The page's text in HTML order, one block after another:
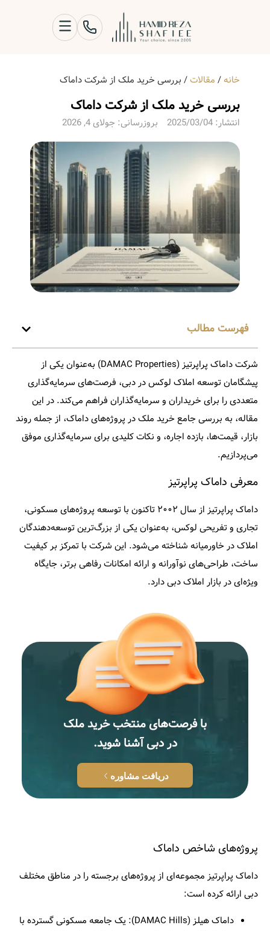
خانه / مقالات/ بررسی خرید ملک از شرکت داماک
بررسی خرید ملک از شرکت داماک
انتشار: 2025/03/04 بروزرسانی: جولای 4, 2026
فهرست مطالب
شرکتداماک پراپرتیز (DAMAC Properties)
به‌عنوان یکی از
پیشگامان توسعه املاک لوکس در دبی، فرصت‌های سرمایه‌گذاری
متعددی را برای خریداران و سرمایه‌گذاران فراهم می‌کند. در این
مقاله، به بررسی جامع خرید ملک در پروژه‌های داماک، از جمله روند
بازار، قیمت‌ها، بازده اجاره، و نکات کلیدی برای سرمایه‌گذاری موفق
می‌پردازیم.​
معرفی داماک پراپرتیز
داماک پراپرتیز از سال ۲۰۰۲ تاکنون با توسعه پروژه‌های مسکونی،
تجاری و تفریحی لوکس، به‌عنوان یکی از بزرگ‌ترین توسعه‌دهندگان
املاک در خاورمیانه شناخته می‌شود. این شرکت با تمرکز بر کیفیت
ساخت، طراحی‌های نوآورانه و ارائه امکانات رفاهی برتر، جایگاه
ویژه‌ای در بازار املاک دبی دارد.​
با فرصت‌های منتخب خرید ملک
در دبی آشنا شوید.
دریافت مشاوره
پروژه‌های شاخص داماک
داماک پراپرتیز مجموعه‌ای از پروژه‌های برجسته را در مناطق مختلف
دبی ارائه کرده است:
داماک هیلز (DAMAC Hills):
یک جامعه مسکونی گسترده با